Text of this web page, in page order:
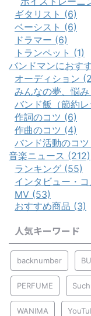
ギタリスト (6)
ベーシスト (6)
ドラマー (6)
トランペット (1)
バンドマンにおす
オーディション
みんなの夢、悩
バンド飯（節約
作詞のコツ (6)
作曲のコツ (4)
バンド活動のコ
音楽ニュース (212)
ランキング (55)
インタビュー・
MV (53)
おすすめ商品 (3)
人気キーワード
backnumber
PERFUME
WANIMA